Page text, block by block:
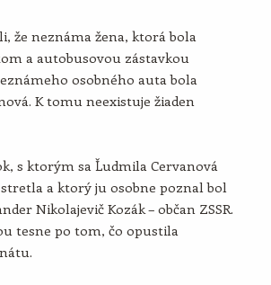
že neznáma žena, ktorá bola
a autobusovou zástavkou
osobného auta bola
K tomu neexistuje žiaden
s ktorým sa Ľudmila Cervanová
a ktorý ju osobne poznal bol
Nikolajevič Kozák – občan ZSSR.
tesne po tom, čo opustila